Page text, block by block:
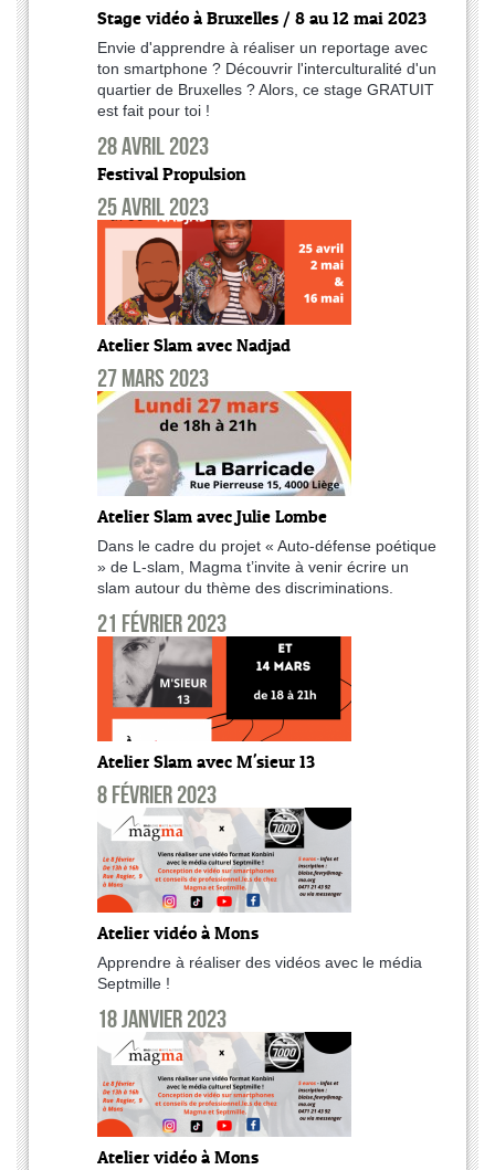
Stage vidéo à Bruxelles / 8 au 12 mai 2023
Envie d'apprendre à réaliser un reportage avec
ton smartphone ? Découvrir l'interculturalité d'un
quartier de Bruxelles ? Alors, ce stage GRATUIT
est fait pour toi !
28 avril 2023
Festival Propulsion
25 avril 2023
Atelier Slam avec Nadjad
27 mars 2023
Atelier Slam avec Julie Lombe
Dans le cadre du projet « Auto-défense poétique
» de L-slam, Magma t’invite à venir écrire un
slam autour du thème des discriminations.
21 février 2023
Atelier Slam avec M'sieur 13
8 février 2023
Atelier vidéo à Mons
Apprendre à réaliser des vidéos avec le média
Septmille !
18 janvier 2023
Atelier vidéo à Mons